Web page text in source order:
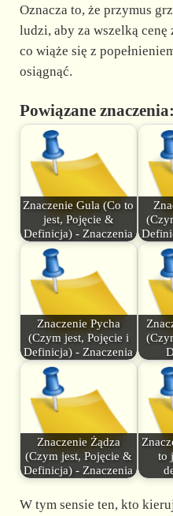
Oznacza to, że przymus
ludzi, aby za wszelką
co wiąże się z
osiągnąć.
Powiązane znaczenia:
Znaczenie Gula (Co to
jest, Pojęcie &
Definicja) - Znaczenia
Znaczenie Pycha
(Czym jest, Pojęcie i
Definicja) - Znaczenia
Znaczenie Żądza
(Czym jest, Pojęcie &
Definicja) - Znaczenia
to
W tym sensie ten, kto